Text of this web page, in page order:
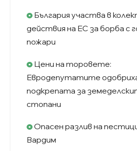
България участва в
действия на ЕС за борба с
пожари
Цени на торовете:
Евродепутатите
подкрепата за
стопани
Опасен разлив на
Вардим